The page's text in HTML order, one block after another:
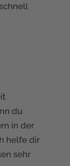
du
in der
helfe dir
sehr